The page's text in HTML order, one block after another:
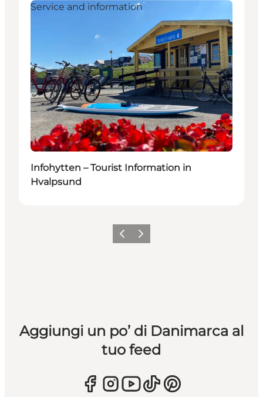
Service and information
Infohytten – Tourist Information in
Hvalpsund
Precedente
Avanti
Aggiungi un po’ di Danimarca al
tuo feed